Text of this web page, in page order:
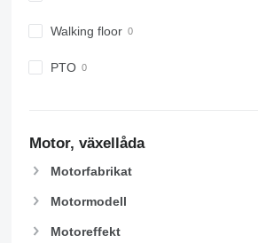
Walking floor
PTO
Motor, växellåda
Motorfabrikat
Motormodell
Motoreffekt